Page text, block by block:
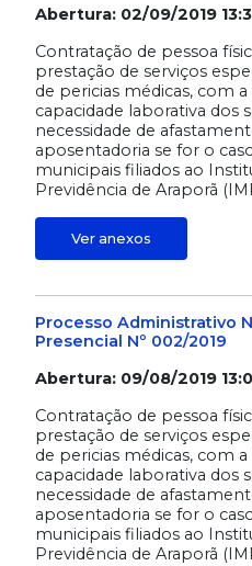
Abertura: 02/09/2019
Contratação de pessoa
prestação de serviços
de pericias médicas, com
capacidade laborativa dos
necessidade de
aposentadoria se for o
municipais filiados ao
Previdência de Araporã
Ver anexos
Processo Administrativo
Presencial Nº 002/2019
Abertura: 09/08/2019
Contratação de pessoa
prestação de serviços
de pericias médicas, com
capacidade laborativa dos
necessidade de
aposentadoria se for o
municipais filiados ao
Previdência de Araporã